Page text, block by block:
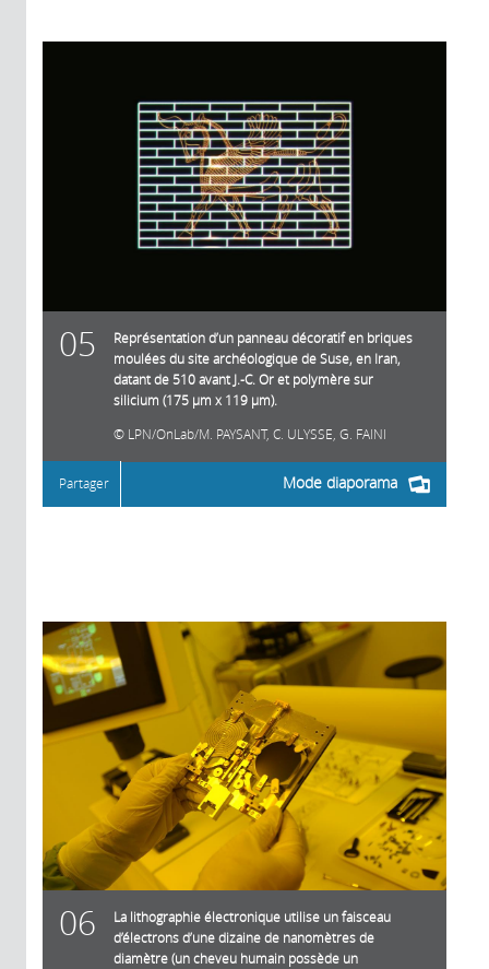
05
Représentation d’un panneau décoratif en briques
moulées du site archéologique de Suse, en Iran,
datant de 510 avant J.-C. Or et polymère sur
silicium (175 µm x 119 µm).
LPN/OnLab/M. PAYSANT, C. ULYSSE, G. FAINI
Mode diaporama
Partager
06
La lithographie électronique utilise un faisceau
d’électrons d’une dizaine de nanomètres de
diamètre (un cheveu humain possède un